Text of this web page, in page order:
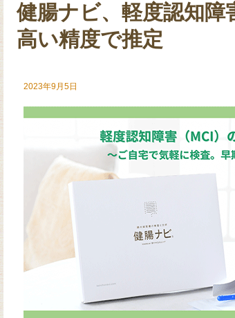
健腸ナビ、軽度認知障
高い精度で推定
2023年9月5日